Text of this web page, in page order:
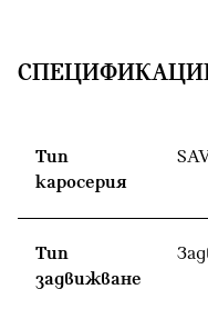
Тип
каросерия
Тип
задвижване